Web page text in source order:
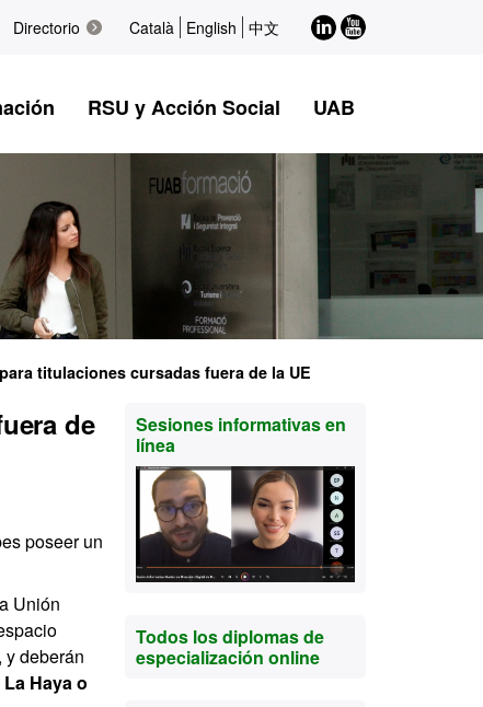
Directorio Català English 中文 LinkedIn
Youtube
RSU y Acción Social UAB
titulaciones cursadas fuera de la UE
de
poseer un
Unión
deberán
Haya o
Información
complementaria
Sesiones informativas en
línea
Todos los diplomas de
especialización online